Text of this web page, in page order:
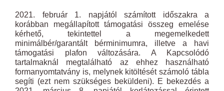
2021. február 1. napjától számított időszakra a
korábban megállapított támogatási összeg emelése
kérhető, tekintettel a megemelkedett
minimálbér/garantált bérminimumra, illetve a havi
támogatási plafon változására. A Kapcsolódó
tartalmaknál megtalálható az ehhez használható
formanyomtatvány is, melynek kitöltését számoló tábla
segíti (ezt nem szükséges beküldeni). E bekezdés a